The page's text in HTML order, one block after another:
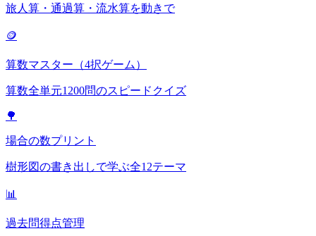
旅人算・通過算・流水算を動きで
🪙
算数マスター（4択ゲーム）
算数全単元1200問のスピードクイズ
🌳
場合の数プリント
樹形図の書き出しで学ぶ全12テーマ
📊
過去問得点管理